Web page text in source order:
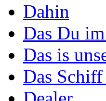
Dahin
Das Du
Das is
Das